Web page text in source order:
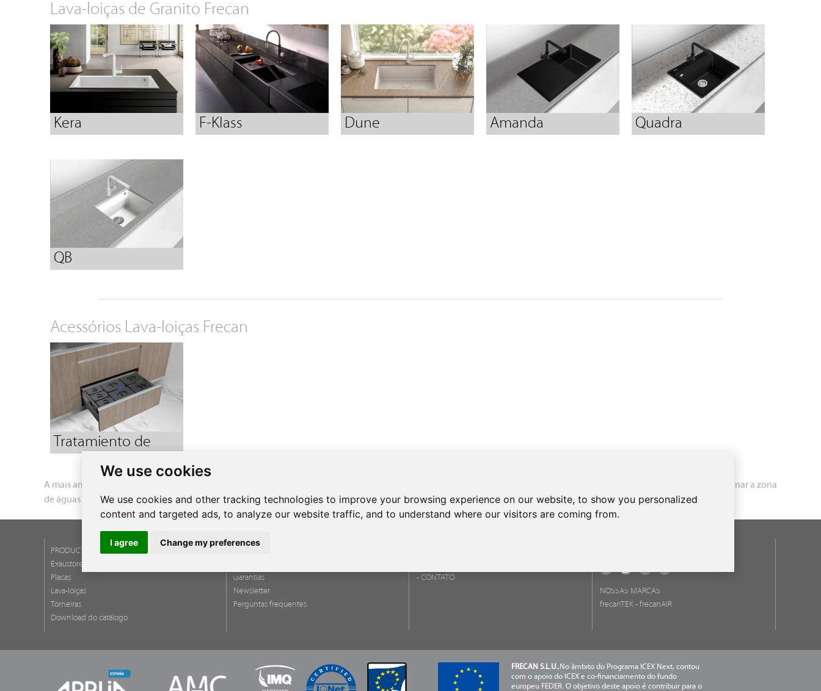
We use cookies
We use cookies and other tracking technologies to improve your browsing experience on our website, to show you personalized
content and targeted ads, to analyze our website traffic, and to understand where our visitors are coming from.
I agree Change my preferences
Lava-loiças de Granito Frecan
Kera F-Klass Dune Amanda Quadra
QB
Acessórios Lava-loiças Frecan
Tratamiento de
residuos
A mais ampla gama de lava-loiças de aço inoxidável para cozinhas exclusivas. Frecan oferece uma vasta gama de lava-loiças com um grande número de acessórios para tornar a zona
de águas da cozinha numa área útil de preparação de alimentos.
PRODUCTOS
Exaustores
Placas
Lava-loiças
Torneiras
Download do catálogo
Garantias
Newsletter
Perguntas frequentes
- CONTATO
NOSSAS MARCAS
frecanTEK - frecanAIR
FRECAN S.L.U.,No âmbito do Programa ICEX Next, contou
com o apoio do ICEX e co-financiamento do fundo
europeu FEDER. O objetivo deste apoio é contribuir para o